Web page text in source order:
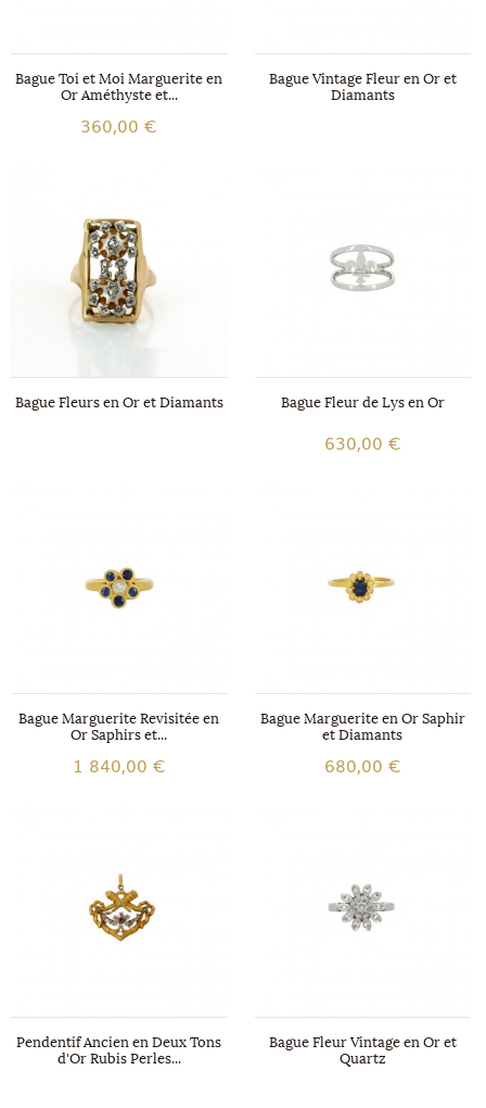
Bague Toi et Moi Marguerite en
Or Améthyste et...
360,00 €
Bague Vintage Fleur en Or et
Diamants
Bague Fleurs en Or et Diamants Bague Fleur de Lys en Or
630,00 €
Bague Marguerite Revisitée en
Or Saphirs et...
1 840,00 €
Bague Marguerite en Or Saphir
et Diamants
680,00 €
Pendentif Ancien en Deux Tons
d'Or Rubis Perles...
Bague Fleur Vintage en Or et
Quartz